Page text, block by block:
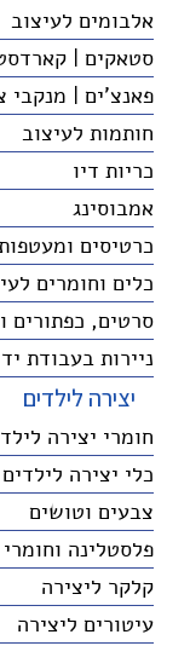
אלבומים לעיצוב
סטאקים |
פאנצ'ים | מנקבי
חותמות לעיצוב
כריות דיו
אמבוסינג
כרטיסים
כלים וחומרים
סרטים, כפתורים
ניירות בעבודת יד
יצירה לילדים
חומרי יצירה
כלי יצירה לילדים
צבעים וטושים
פלסטלינה וחומרי
קלקר ליצירה
עיטורים ליצירה